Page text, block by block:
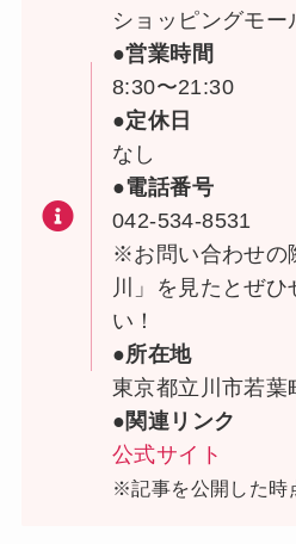
ショッピングモー
●営業時間
8:30〜21:30
●定休日
なし
●電話番号
042-534-8531
※お問い合わせの
川」を見たとぜひ
い！
●所在地
東京都立川市若葉
●関連リンク
公式サイト
※記事を公開した時